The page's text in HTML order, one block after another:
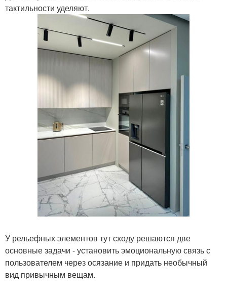
тактильности уделяют.
У рельефных элементов тут сходу решаются две
основные задачи - установить эмоциональную связь с
пользователем через осязание и придать необычный
вид привычным вещам.